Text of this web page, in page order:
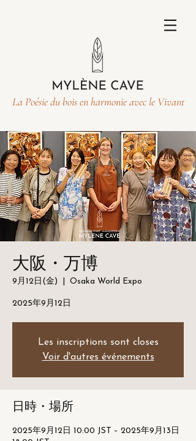
La Poésie du bois en harmonie avec le Vivant
大阪・万博
9月12日(金) Osaka World Expo
2025年9月12日
Les inscriptions sont closes
Voir d'autres événements
日時・場所
2025年9月12日 10:00 JST – 2025年9月13日